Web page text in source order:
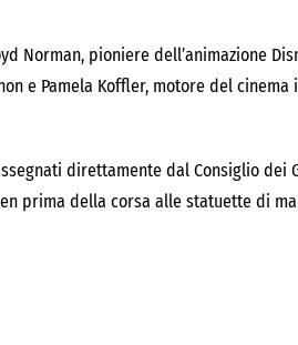
Norman, pioniere dell’animazione
e Pamela Koffler, motore del
direttamente dal Consiglio dei
prima della corsa alle statuette di